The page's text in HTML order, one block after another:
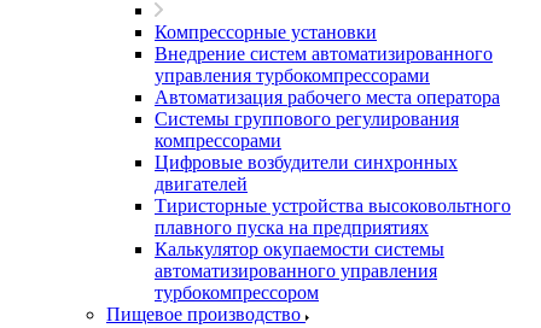
Компрессорные установки
Внедрение систем автоматизированного
управления турбокомпрессорами
Автоматизация рабочего места оператора
Системы группового регулирования
компрессорами
Цифровые возбудители синхронных
двигателей
Тиристорные устройства высоковольтного
плавного пуска на предприятиях
Калькулятор окупаемости системы
автоматизированного управления
турбокомпрессором
Пищевое производство